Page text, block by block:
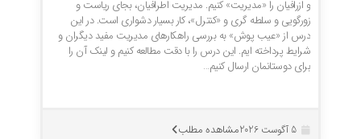
و ازرافیان را «مدیریت» کنیم. مدیریت اطرافیان، بجای ریاست و
زورگویی و سلطه گری و «کنترل»، کار بسیار دشواری است. در این
درس از «عیب پوش» به بررسی راهکارهای مدیریت مفید دیگران و
شرایط پرداخته ایم. این درس را با دقت مطالعه کنیم و لینک آن را
برای دوستانمان ارسال کنیم…
مشاهده مطلب